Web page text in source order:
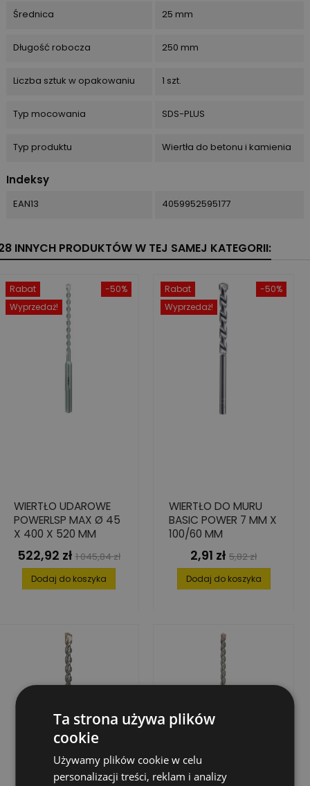
Średnica 25 mm
Długość robocza 250 mm
Liczba sztuk w opakowaniu 1 szt.
Typ mocowania SDS-PLUS
Typ produktu Wiertła do betonu i kamienia
Indeksy
EAN13 4059952595177
INNYCH PRODUKTÓW W TEJ SAMEJ KATEGORII:
-50%
Rabat
Wyprzedaż!
WIERTŁO UDAROWE
POWERLSP MAX Ø 45
X 400 X 520 MM
Cena
522,92 zł Cena
podstawowa
1 045,84 zł
Dodaj do koszyka
-50%
Rabat
Wyprzedaż!
WIERTŁO DO MURU
BASIC POWER 7 MM X
100/60 MM
Cena
2,91 zł Cena
podstawowa
5,82 zł
Dodaj do koszyka
Ta strona używa plików
cookie
Używamy plików cookie w celu
personalizacji treści, reklam i analizy